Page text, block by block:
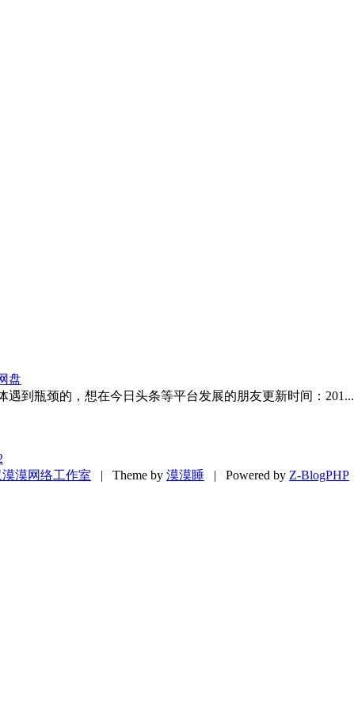
盘
到瓶颈的，想在今日头条等平台发展的朋友更新时间：201...
漠网络工作室
| Theme by 漠漠睡 | Powered by Z-BlogPHP